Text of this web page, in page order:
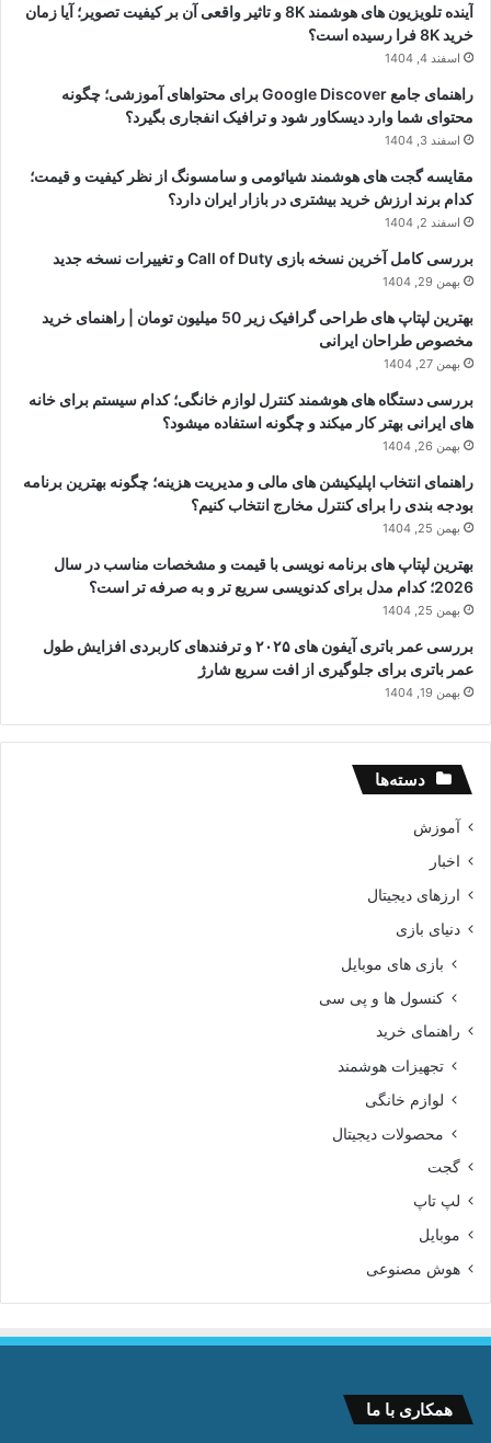
آینده تلویزیون های هوشمند 8K و تاثیر واقعی آن بر کیفیت تصویر؛ آیا زمان
خرید 8K فرا رسیده است؟
اسفند 4, 1404
راهنمای جامع Google Discover برای محتواهای آموزشی؛ چگونه
محتوای شما وارد دیسکاور شود و ترافیک انفجاری بگیرد؟
اسفند 3, 1404
مقایسه گجت های هوشمند شیائومی و سامسونگ از نظر کیفیت و قیمت؛
کدام برند ارزش خرید بیشتری در بازار ایران دارد؟
اسفند 2, 1404
بررسی کامل آخرین نسخه بازی Call of Duty و تغییرات نسخه جدید
بهمن 29, 1404
بهترین لپتاپ های طراحی گرافیک زیر 50 میلیون تومان | راهنمای خرید
مخصوص طراحان ایرانی
بهمن 27, 1404
بررسی دستگاه های هوشمند کنترل لوازم خانگی؛ کدام سیستم برای خانه
های ایرانی بهتر کار میکند و چگونه استفاده میشود؟
بهمن 26, 1404
راهنمای انتخاب اپلیکیشن های مالی و مدیریت هزینه؛ چگونه بهترین برنامه
بودجه بندی را برای کنترل مخارج انتخاب کنیم؟
بهمن 25, 1404
بهترین لپتاپ های برنامه نویسی با قیمت و مشخصات مناسب در سال
2026؛ کدام مدل برای کدنویسی سریع تر و به صرفه تر است؟
بهمن 25, 1404
بررسی عمر باتری آیفون های ۲۰۲۵ و ترفندهای کاربردی افزایش طول
عمر باتری برای جلوگیری از افت سریع شارژ
بهمن 19, 1404
دسته‌ها
آموزش
اخبار
ارزهای دیجیتال
دنیای بازی
بازی های موبایل
کنسول ها و پی سی
راهنمای خرید
تجهیزات هوشمند
لوازم خانگی
محصولات دیجیتال
گجت
لپ تاپ
موبایل
هوش مصنوعی
همکاری با ما